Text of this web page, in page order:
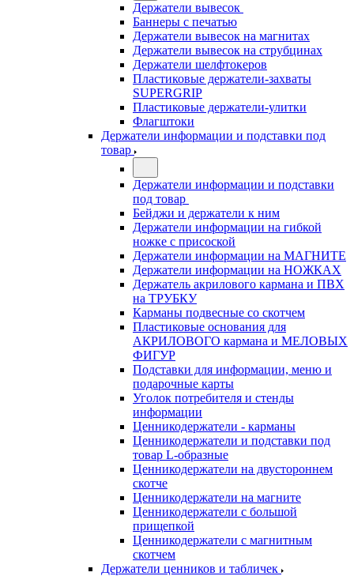
Держатели вывесок
Баннеры с печатью
Держатели вывесок на магнитах
Держатели вывесок на струбцинах
Держатели шелфтокеров
Пластиковые держатели-захваты
SUPERGRIP
Пластиковые держатели-улитки
Флагштоки
Держатели информации и подставки под
товар
Держатели информации и подставки
под товар
Бейджи и держатели к ним
Держатели информации на гибкой
ножке с присоской
Держатели информации на МАГНИТЕ
Держатели информации на НОЖКАХ
Держатель акрилового кармана и ПВХ
на ТРУБКУ
Карманы подвесные со скотчем
Пластиковые основания для
АКРИЛОВОГО кармана и МЕЛОВЫХ
ФИГУР
Подставки для информации, меню и
подарочные карты
Уголок потребителя и стенды
информации
Ценникодержатели - карманы
Ценникодержатели и подставки под
товар L-образные
Ценникодержатели на двустороннем
скотче
Ценникодержатели на магните
Ценникодержатели с большой
прищепкой
Ценникодержатели с магнитным
скотчем
Держатели ценников и табличек